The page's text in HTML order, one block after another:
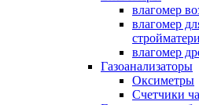
влагомер
влагомер
влагомер
Газоанализаторы
Оксиметры
Счетчики